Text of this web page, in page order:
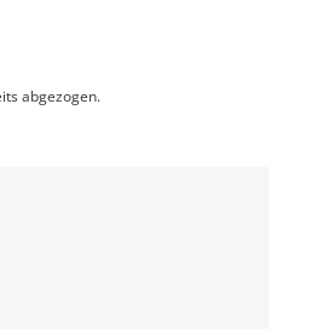
abgezogen.